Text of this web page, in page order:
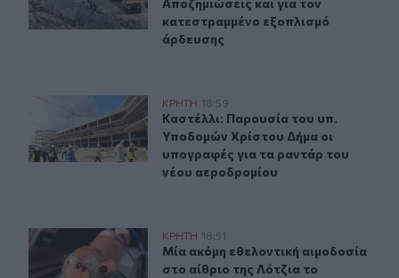
Αποζημιώσεις και για τον
κατεστραμμένο εξοπλισμό
άρδευσης
Καστέλλι: Παρουσία του υπ. Υποδομών Χρίστου Δήμα
ΚΡΗΤΗ 18:59
Καστέλλι: Παρουσία του υπ.
Καστέλλι: Παρουσία του υπ.
Υποδομών Χρίστου Δήμα οι
υπογραφές για τα ραντάρ του
νέου αεροδρομίου
Μία ακόμη εθελοντική αιμοδοσία στο αίθριο της
ΚΡΗΤΗ 18:51
Μία ακόμη εθελοντική αιμοδοσία
Μία ακόμη εθελοντική αιμοδοσία
στο αίθριο της Λότζια το